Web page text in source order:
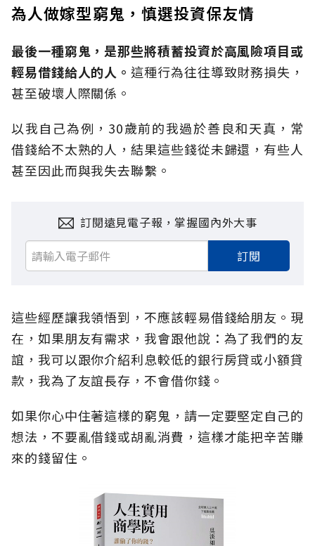
為人做嫁型窮鬼，慎選投資保友情
最後一種窮鬼，是那些將積蓄投資於高風險項目或
輕易借錢給人的人。 這種行為往往導致財務損失，
甚至破壞人際關係。
以我自己為例，30歲前的我過於善良和天真，常
借錢給不太熟的人，結果這些錢從未歸還，有些人
甚至因此而與我失去聯繫。
訂閱遠見電子報，掌握國內外大事
訂閱
這些經歷讓我領悟到，不應該輕易借錢給朋友。現
在，如果朋友有需求，我會跟他說：為了我們的友
誼，我可以跟你介紹利息較低的銀行房貸或小額貸
款，我為了友誼長存，不會借你錢。
如果你心中住著這樣的窮鬼，請一定要堅定自己的
想法，不要亂借錢或胡亂消費，這樣才能把辛苦賺
來的錢留住。